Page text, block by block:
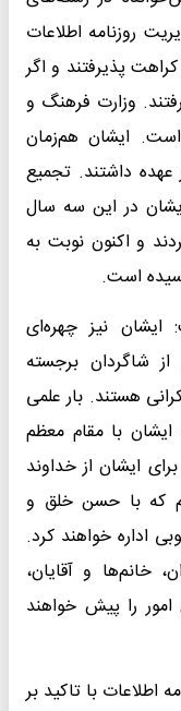
روزنامه اطلاعات
پذیرفتند و اگر
وزارت فرهنگ و
است. ایشان هم‌زمان
عهده داشتند. تجمیع
در این سه سال
و اکنون نوبت به
است.
ایشان نیز چهره‌ای
شاگردان برجسته
هستند. بار علمی
با مقام معظم
ایشان از خداوند
که با حسن خلق و
اداره خواهند کرد.
خانم‌ها و آقایان،
را پیش خواهند
اطلاعات با تاکید بر